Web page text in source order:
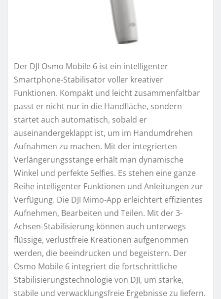
Der DJI Osmo Mobile 6 ist ein intelligenter
Smartphone-Stabilisator voller kreativer
Funktionen. Kompakt und leicht zusammenfaltbar
passt er nicht nur in die Handfläche, sondern
startet auch automatisch, sobald er
auseinandergeklappt ist, um im Handumdrehen
Aufnahmen zu machen. Mit der integrierten
Verlängerungsstange erhält man dynamische
Winkel und perfekte Selfies. Es stehen eine ganze
Reihe intelligenter Funktionen und Anleitungen zur
Verfügung. Die DJI Mimo-App erleichtert effizientes
Aufnehmen, Bearbeiten und Teilen. Mit der 3-
Achsen-Stabilisierung können auch unterwegs
flüssige, verlustfreie Kreationen aufgenommen
werden, die beeindrucken und begeistern. Der
Osmo Mobile 6 integriert die fortschrittliche
Stabilisierungstechnologie von DJI, um starke,
stabile und verwacklungsfreie Ergebnisse zu liefern.